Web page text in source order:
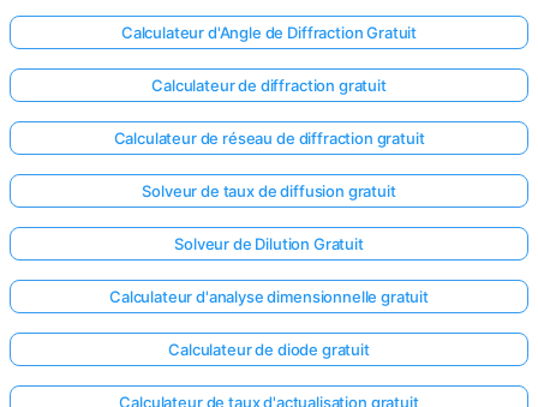
Connectez-
Calculateur d'Angle de Diffraction Gratuit
Calculateur de diffraction gratuit
Calculateur de réseau de diffraction gratuit
Solveur de taux de diffusion gratuit
Solveur de Dilution Gratuit
Calculateur d'analyse dimensionnelle gratuit
Calculateur de diode gratuit
Calculateur de taux d'actualisation gratuit